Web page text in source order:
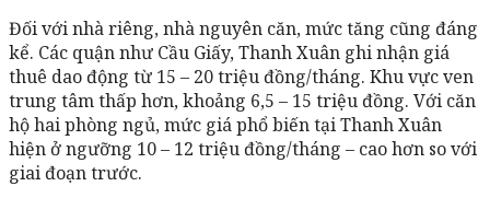
Đối với nhà riêng, nhà nguyên căn, mức tăng cũng đáng
kể. Các quận như Cầu Giấy, Thanh Xuân ghi nhận giá
thuê dao động từ 15 – 20 triệu đồng/tháng. Khu vực ven
trung tâm thấp hơn, khoảng 6,5 – 15 triệu đồng. Với căn
hộ hai phòng ngủ, mức giá phổ biến tại Thanh Xuân
hiện ở ngưỡng 10 – 12 triệu đồng/tháng – cao hơn so với
giai đoạn trước.